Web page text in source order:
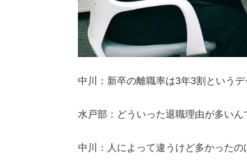
中川：新卒の離職率は3年3割という
水戸部：どういった退職理由が多いん
中川：人によって違うけど多かった